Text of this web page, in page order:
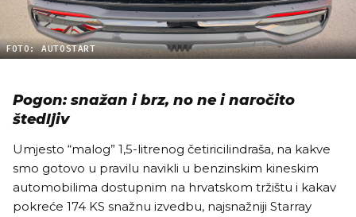
FOTO: AUTOSTART
Pogon: snažan i brz, no ne i naročito
štedljiv
Umjesto “malog” 1,5-litrenog četiricilindraša, na kakve
smo gotovo u pravilu navikli u benzinskim kineskim
automobilima dostupnim na hrvatskom tržištu i kakav
pokreće 174 KS snažnu izvedbu, najsnažniji Starray